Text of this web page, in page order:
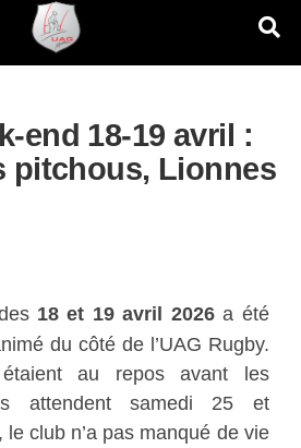
end 18-19 avril :
pitchous, Lionnes
18 et 19 avril 2026a été
du côté de l’UAG Rugby.
au reposavant les
attendentsamedi 25 et
, le club n’a pas manqué de vie